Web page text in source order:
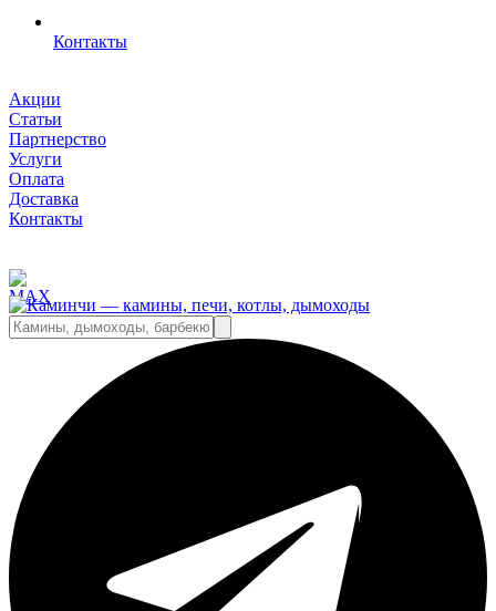
Контакты
Акции
Статьи
Партнерство
Услуги
Оплата
Доставка
Контакты